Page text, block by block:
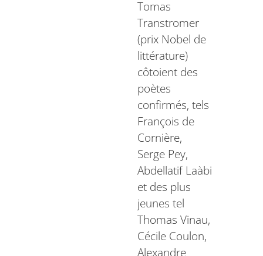
Tomas
Transtromer
(prix Nobel de
littérature)
côtoient des
poètes
confirmés, tels
François de
Cornière,
Serge Pey,
Abdellatif Laàbi
et des plus
jeunes tel
Thomas Vinau,
Cécile Coulon,
Alexandre